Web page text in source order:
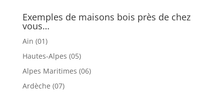
Exemples de maisons bois près de chez
vous…
Ain (01)
Hautes-Alpes (05)
Alpes Maritimes (06)
Ardèche (07)